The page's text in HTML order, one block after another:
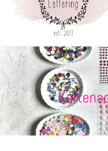
Neuheiten
Kreativblog
Stanzschablonen
Startseite › Kartenaccessoires
S
a
m